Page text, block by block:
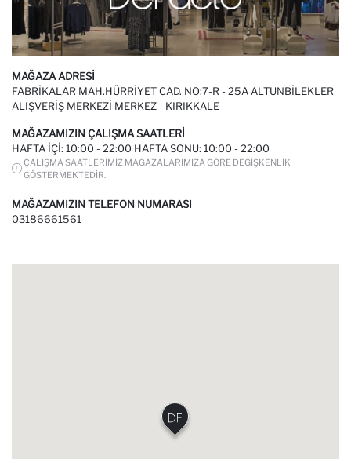
MAĞAZA ADRESI
FABRIKALAR MAH.HÜRRIYET CAD. NO:7-R - 25A ALTUNBILEKLER
ALIŞVERIŞ MERKEZI MERKEZ - KIRIKKALE
MAĞAZAMIZIN ÇALIŞMA SAATLERI
HAFTA IÇI: 10:00 - 22:00 HAFTA SONU: 10:00 - 22:00
ÇALIŞMA SAATLERIMIZ MAĞAZALARIMIZA GÖRE DEĞIŞKENLIK
GÖSTERMEKTEDIR.
MAĞAZAMIZIN TELEFON NUMARASI
03186661561